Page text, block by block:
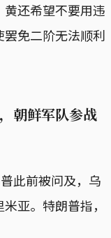
还希望不要用违
免二阶无法顺利
朝鲜军队参战
此前被问及，乌
亚。特朗普指，